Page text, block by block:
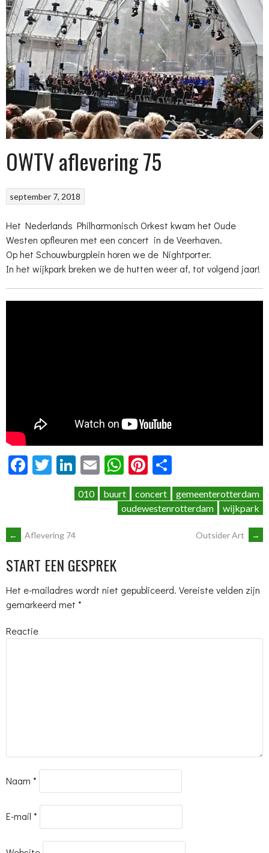
OWTV aflevering 75
september 7, 2018
Het Nederlands Philharmonisch Orkest kwam het Oude
Westen opfleuren met een concert in de Veerhaven.
Op het Schouwburgplein horen we de Nightporter.
In het wijkpark breken we de hutten weer af, tot volgend jaar!
Facebook
Twitter
LinkedIn
EmailWhatsApp
Pinterest
010 buurt concert
gemeenterotterdam
oudewestenrotterdam
wijkpark
BERICHTNAVIGATIE
← Aflevering 74 Outsider Art →
START EEN GESPREK
Het e-mailadres wordt niet gepubliceerd. Vereiste velden zijn
gemarkeerd met *
Reactie
Naam *
E-mail *